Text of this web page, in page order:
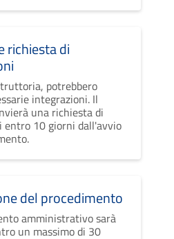
richiesta di
potrebbero
integrazioni. Il
una richiesta di
entro 10 giorni dall'avvio
del procedimento
amministrativo sarà
un massimo di 30